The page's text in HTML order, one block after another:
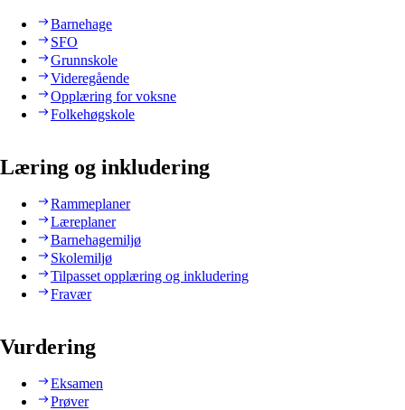
Barnehage
SFO
Grunnskole
Videregående
Opplæring for voksne
Folkehøgskole
Læring og inkludering
Rammeplaner
Læreplaner
Barnehagemiljø
Skolemiljø
Tilpasset opplæring og inkludering
Fravær
Vurdering
Eksamen
Prøver